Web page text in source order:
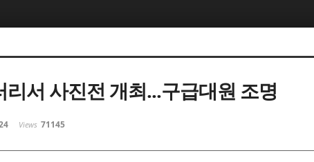
서 사진전 개최...구급대원 조명
Views 71145